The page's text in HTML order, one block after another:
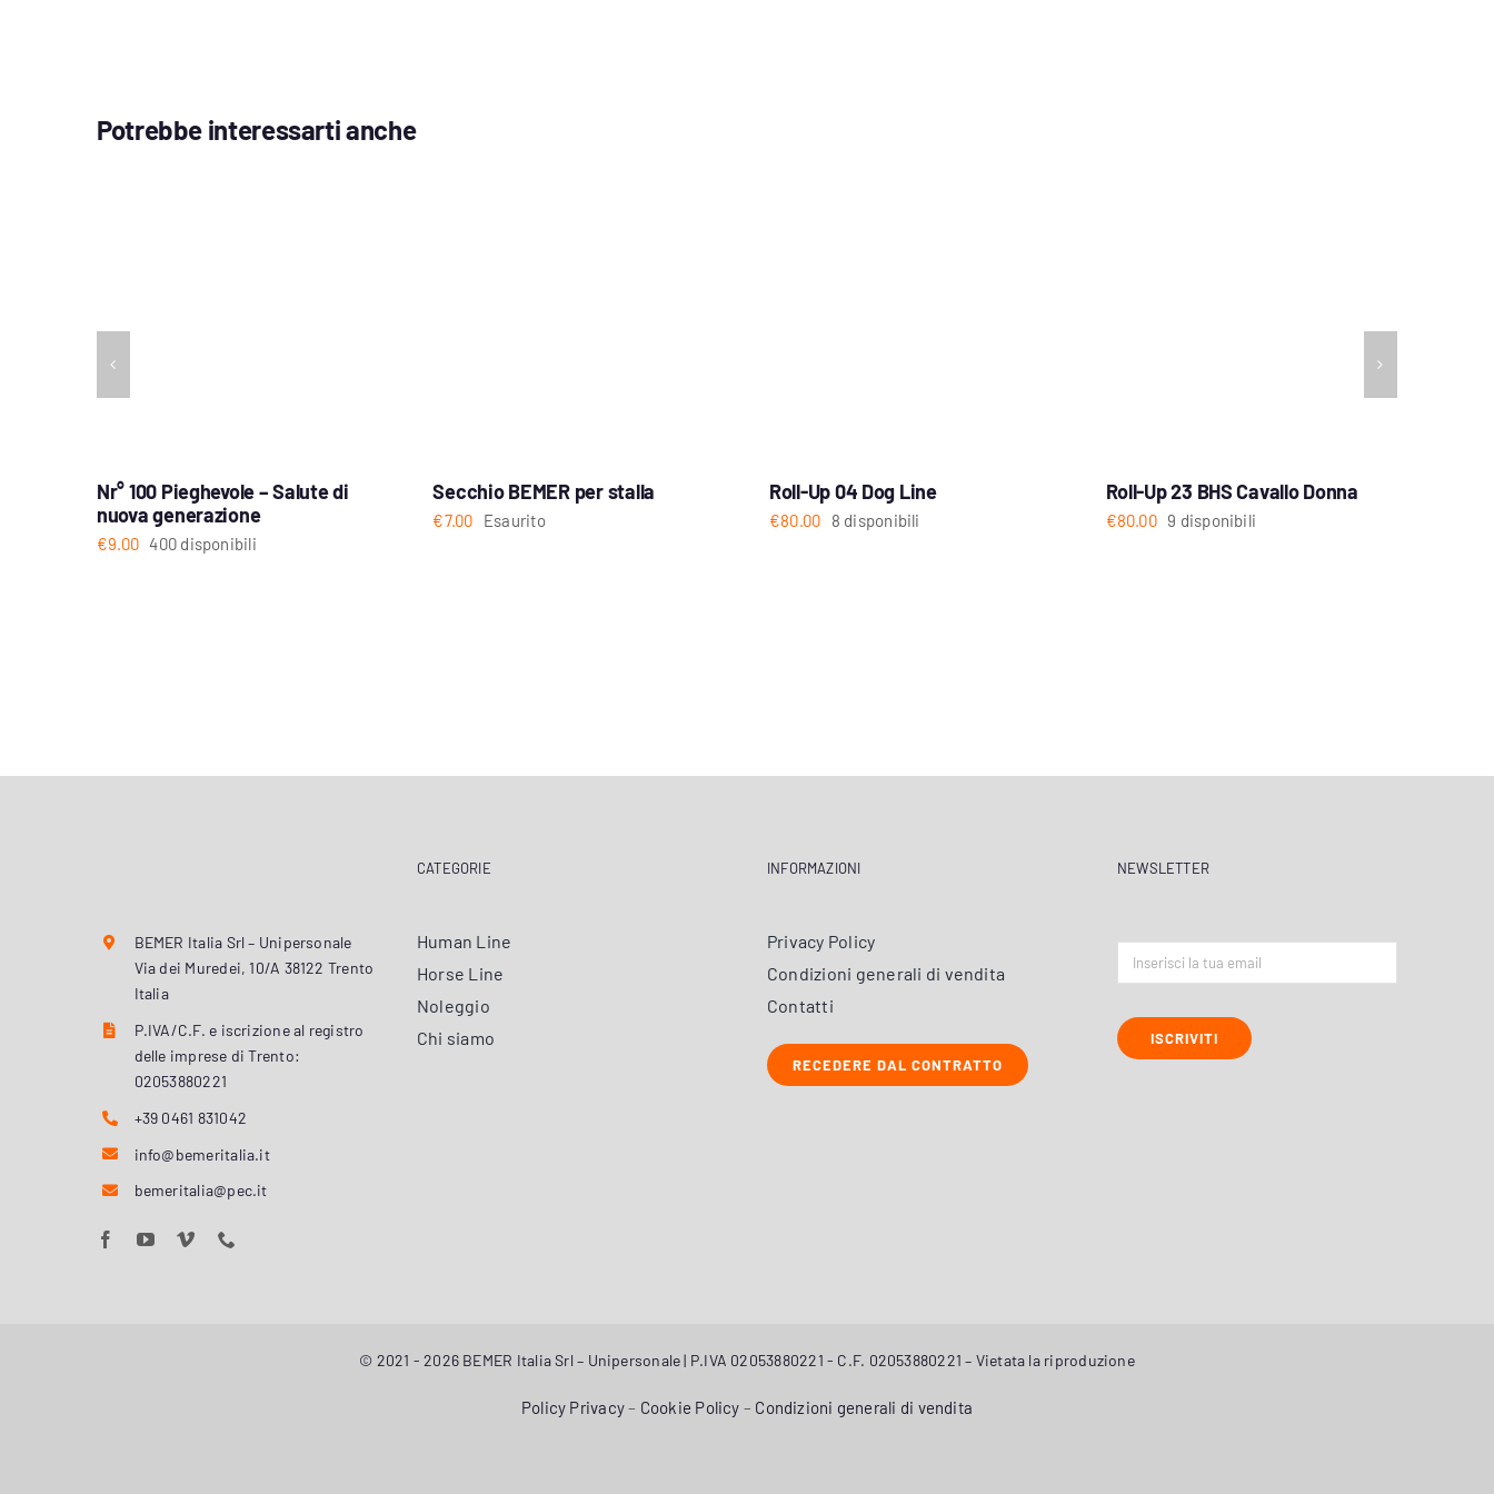
Potrebbe interessarti anche
Nr° 100 Pieghevole – Salute di
nuova generazione
€9.00 400 disponibili
Secchio BEMER per stalla
€7.00 Esaurito
Roll-Up 04 Dog Line
€80.00 8 disponibili
Roll-Up 23 BHS Cavallo Donna
€80.00 9 disponibili
BEMER Italia Srl – Unipersonale
Via dei Muredei, 10/A 38122 Trento
Italia
P.IVA/C.F. e iscrizione al registro
delle imprese di Trento:
02053880221
+39 0461 831042
info@bemeritalia.it
bemeritalia@pec.it
CATEGORIE
Human Line
Horse Line
Noleggio
Chi siamo
INFORMAZIONI
Privacy Policy
Condizioni generali di vendita
Contatti
RECEDERE DAL CONTRATTO
NEWSLETTER
ISCRIVITI
© 2021 - 2026 BEMER Italia Srl – Unipersonale | P.IVA 02053880221 - C.F. 02053880221 – Vietata la riproduzione
Policy Privacy– Cookie Policy – Condizioni generali di vendita